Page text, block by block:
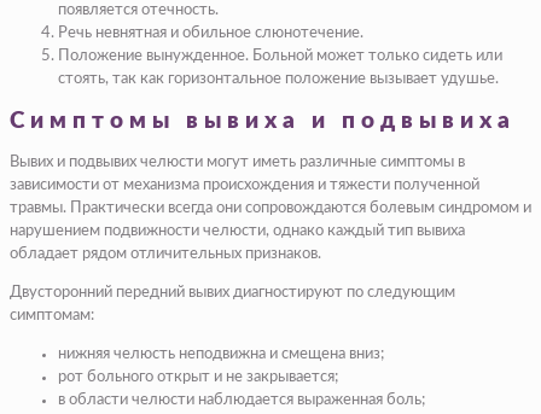
появляется отечность.
Речь невнятная и обильное слюнотечение.
Положение вынужденное. Больной может только сидеть или
стоять, так как горизонтальное положение вызывает удушье.
Симптомы вывиха и подвывиха
Вывих и подвывих челюсти могут иметь различные симптомы в
зависимости от механизма происхождения и тяжести полученной
травмы. Практически всегда они сопровождаются болевым синдромом и
нарушением подвижности челюсти, однако каждый тип вывиха
обладает рядом отличительных признаков.
Двусторонний передний вывих диагностируют по следующим
симптомам:
нижняя челюсть неподвижна и смещена вниз;
рот больного открыт и не закрывается;
в области челюсти наблюдается выраженная боль;